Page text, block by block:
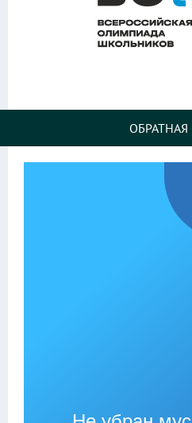
ОБРАТНАЯ